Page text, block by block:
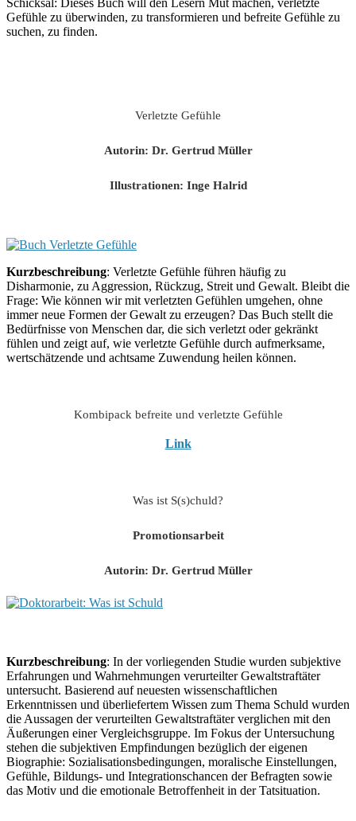
Schicksal: Dieses Buch will den Lesern Mut machen, verletzte
Gefühle zu überwinden, zu transformieren und befreite Gefühle zu
suchen, zu finden.
Verletzte Gefühle
Autorin: Dr. Gertrud Müller
Illustrationen: Inge Halrid
Kurzbeschreibung: Verletzte Gefühle führen häufig zu
Disharmonie, zu Aggression, Rückzug, Streit und Gewalt. Bleibt die
Frage: Wie können wir mit verletzten Gefühlen umgehen, ohne
immer neue Formen der Gewalt zu erzeugen? Das Buch stellt die
Bedürfnisse von Menschen dar, die sich verletzt oder gekränkt
fühlen und zeigt auf, wie verletzte Gefühle durch aufmerksame,
wertschätzende und achtsame Zuwendung heilen können.
Kombipack befreite und verletzte Gefühle
Link
Was ist S(s)chuld?
Promotionsarbeit
Autorin: Dr. Gertrud Müller
Kurzbeschreibung: In der vorliegenden Studie wurden subjektive
Erfahrungen und Wahrnehmungen verurteilter Gewaltstraftäter
untersucht. Basierend auf neuesten wissenschaftlichen
Erkenntnissen und überliefertem Wissen zum Thema Schuld wurden
die Aussagen der verurteilten Gewaltstraftäter verglichen mit den
Äußerungen einer Vergleichsgruppe. Im Fokus der Untersuchung
stehen die subjektiven Empfindungen bezüglich der eigenen
Biographie: Sozialisationsbedingungen, moralische Einstellungen,
Gefühle, Bildungs- und Integrationschancen der Befragten sowie
das Motiv und die emotionale Betroffenheit in der Tatsituation.